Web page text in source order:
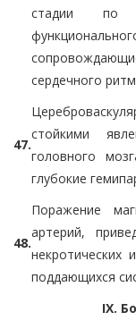
стадии по
сердечного
47.
стойкими
головного
глубокие
48.
Поражение
артерий,
некротических
поддающихся
IX.